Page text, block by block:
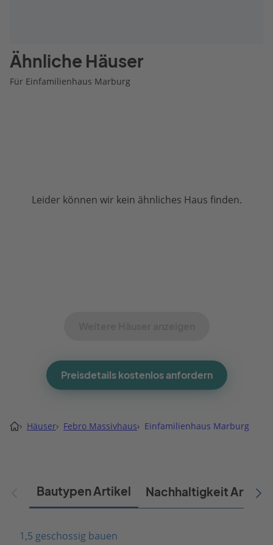
Ähnliche Häuser
Für Einfamilienhaus Marburg
Leider können wir kein ähnliches Haus finden.
Preisdetails kostenlos anfordern
› Häuser› Febro Massivhaus› Einfamilienhaus Marburg
Bautypen Artikel Nachhaltigkeit Artikel
1,5 geschossig bauen